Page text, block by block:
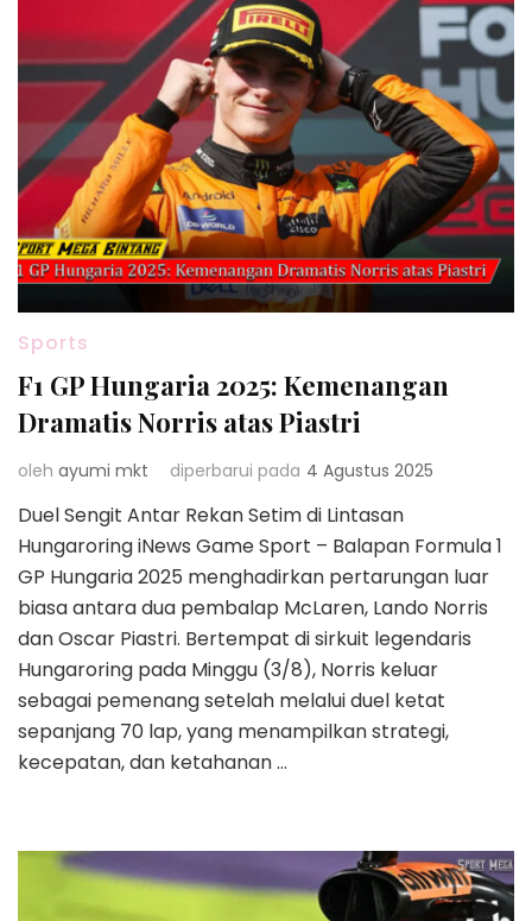
Sports
F1 GP Hungaria 2025: Kemenangan
Dramatis Norris atas Piastri
oleh ayumi mkt diperbarui pada 4 Agustus 2025
Duel Sengit Antar Rekan Setim di Lintasan
Hungaroring iNews Game Sport – Balapan Formula 1
GP Hungaria 2025 menghadirkan pertarungan luar
biasa antara dua pembalap McLaren, Lando Norris
dan Oscar Piastri. Bertempat di sirkuit legendaris
Hungaroring pada Minggu (3/8), Norris keluar
sebagai pemenang setelah melalui duel ketat
sepanjang 70 lap, yang menampilkan strategi,
kecepatan, dan ketahanan …